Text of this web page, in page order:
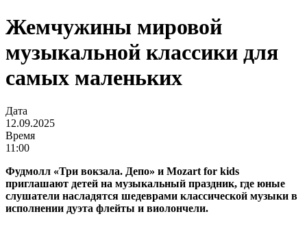
Жемчужины мировой
музыкальной классики для
самых маленьких
Дата
12.09.2025
Время
11:00
Фудмолл «Три вокзала. Депо» и Mozart for kids
приглашают детей на музыкальный праздник, где юные
слушатели насладятся шедеврами классической музыки в
исполнении дуэта флейты и виолончели.